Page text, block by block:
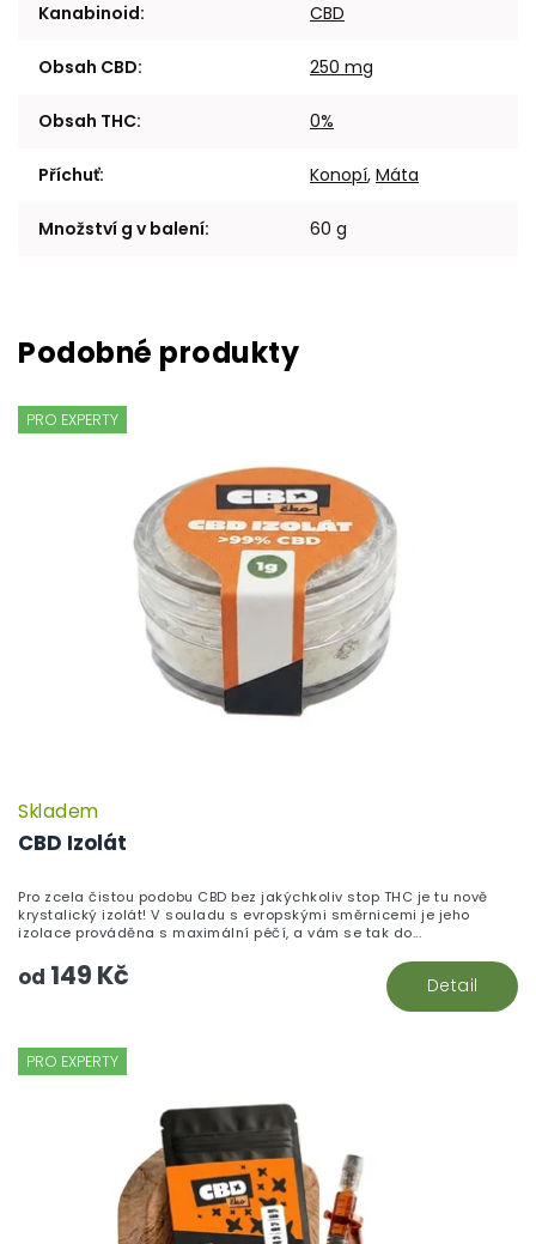
Kanabinoid: CBD
Obsah CBD: 250 mg
Obsah THC: 0%
Příchuť: Konopí, Máta
Množství g v balení: 60 g
PRO EXPERTY
CBD Izolát
Skladem
od 149 Kč Detail
Pro zcela čistou podobu CBD bez jakýchkoliv stop THC je tu nově
krystalický izolát! V souladu s evropskými směrnicemi je jeho
izolace prováděna s maximální péčí, a vám se tak do...
PRO EXPERTY